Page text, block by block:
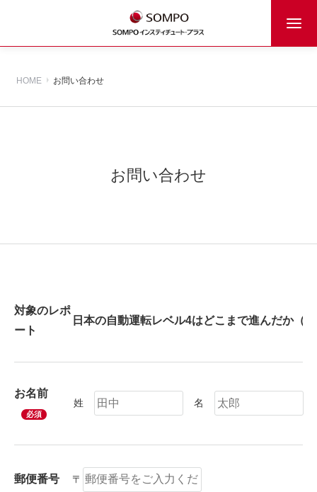
HOME お問い合わせ
お問い合わせ
対象のレポ
ート
お名前
必須
姓 名
郵便番号 〒